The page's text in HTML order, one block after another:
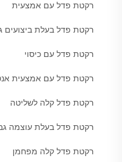
רקטת פדל עם אמצעית
רקטת פדל בעלת ביצועים
רקטת פדל עם כיסוי
רקטת פדל עם אמצעית
רקטת פדל קלה לשליטה
רקטת פדל בעלת עוצמה
רקטת פדל קלה מפחמן